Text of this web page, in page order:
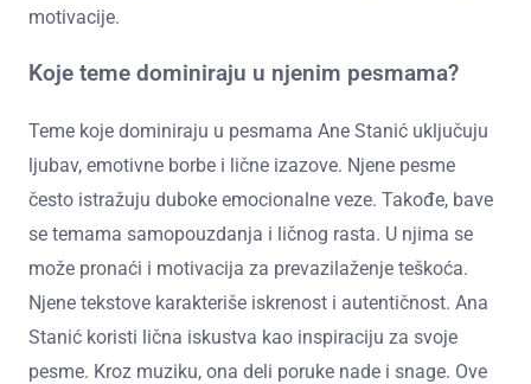
motivacije.
Koje teme dominiraju u njenim pesmama?
Teme koje dominiraju u pesmama Ane Stanić uključuju
ljubav, emotivne borbe i lične izazove. Njene pesme
često istražuju duboke emocionalne veze. Takođe, bave
se temama samopouzdanja i ličnog rasta. U njima se
može pronaći i motivacija za prevazilaženje teškoća.
Njene tekstove karakteriše iskrenost i autentičnost. Ana
Stanić koristi lična iskustva kao inspiraciju za svoje
pesme. Kroz muziku, ona deli poruke nade i snage. Ove